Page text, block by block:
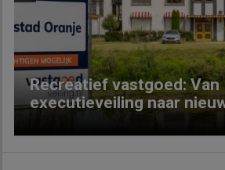
Recreatief vastgoed: Van
executieveiling naar